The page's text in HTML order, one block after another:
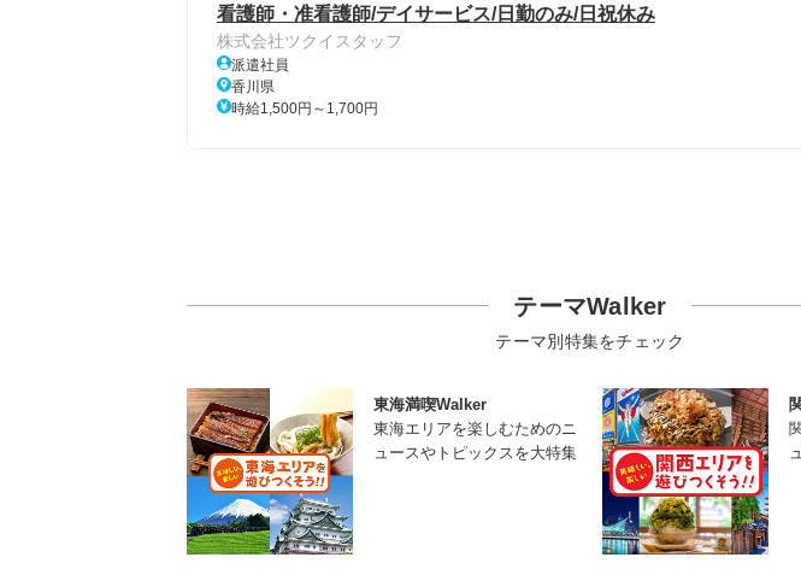
看護師・准看護師/デイサービス/日勤のみ/日祝休み
株式会社ツクイスタッフ
派遣社員
香川県
時給1,500円～1,700円
テーマWalker
テーマ別特集をチェック
東海満喫Walker
東海エリアを楽しむためのニ
ュースやトピックスを大特集